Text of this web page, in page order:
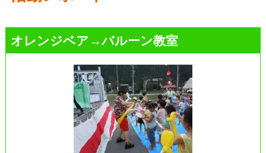
オレンジベア→バルーン教室